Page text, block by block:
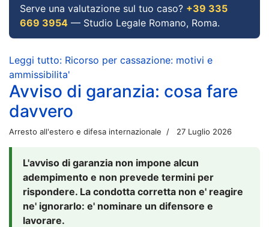
Serve una valutazione sul tuo caso? +39 335
669 3954 — Studio Legale Romano, Roma.
Leggi tutto: Ricorso per cassazione: motivi e
ammissibilita'
Avviso di garanzia: cosa fare
davvero
Arresto all'estero e difesa internazionale 27 Luglio 2026
L'avviso di garanzia non impone alcun
adempimento e non prevede termini per
rispondere. La condotta corretta non e' reagire
ne' ignorarlo: e' nominare un difensore e
lavorare.